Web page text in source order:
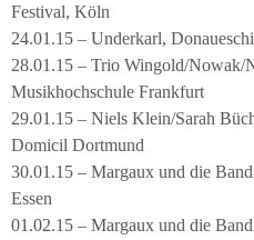
Festival, Köln
24.01.15 – Underkarl,
28.01.15 – Trio Wingold/Nowak/
Musikhochschule Frankfurt
29.01.15 – Niels Klein/Sarah
Domicil Dortmund
30.01.15 – Margaux und die
Essen
01.02.15 – Margaux und die